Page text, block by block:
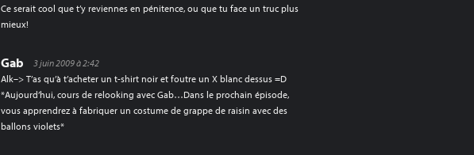
Ce serait cool que t’y reviennes en pénitence, ou que tu face un truc plus
mieux!
Gab
3 juin 2009 à 2:42
Alk–> T’as qu’à t’acheter un t-shirt noir et foutre un X blanc dessus =D
*Aujourd’hui, cours de relooking avec Gab…Dans le prochain épisode,
vous apprendrez à fabriquer un costume de grappe de raisin avec des
ballons violets*